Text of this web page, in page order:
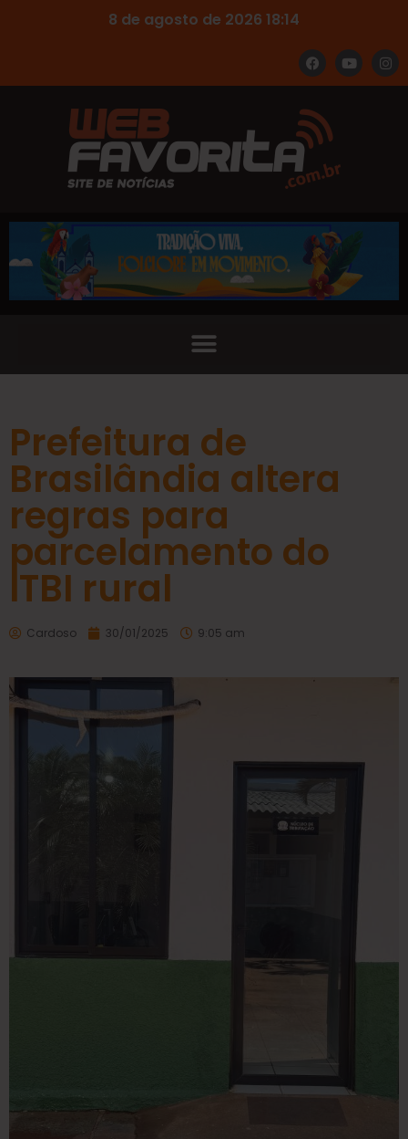
8 de agosto de 2026 18:14
Prefeitura de
Brasilândia altera
regras para
parcelamento do
ITBI rural
Cardoso 30/01/2025 9:05 am